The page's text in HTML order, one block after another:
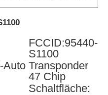
FCCID:95440-
S1100
Auto Transponder
47 Chip
Schaltfläche: